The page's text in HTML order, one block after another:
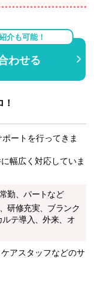
介も可能！
わせる
ートを行ってきま
幅広く対応していま
勤、パートなど
研修充実、ブランク
テ導入、外来、オ
アスタッフなどのサ